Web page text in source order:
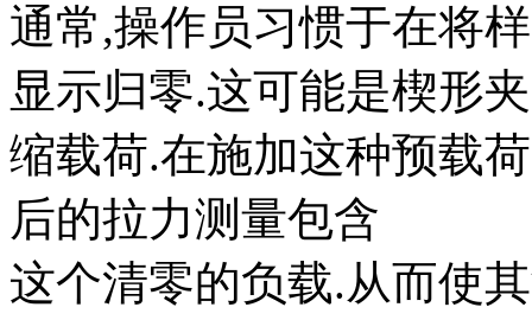
通常,操作员习惯于在将
显示归零.这可能是楔形
缩载荷.在施加这种预载
后的拉力测量包含
这个清零的负载.从而使